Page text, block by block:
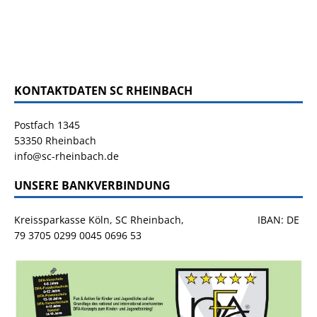
KONTAKTDATEN SC RHEINBACH
Postfach 1345
53350 Rheinbach
info@sc-rheinbach.de
UNSERE BANKVERBINDUNG
Kreissparkasse Köln, SC Rheinbach, IBAN: DE
79 3705 0299 0045 0696 53